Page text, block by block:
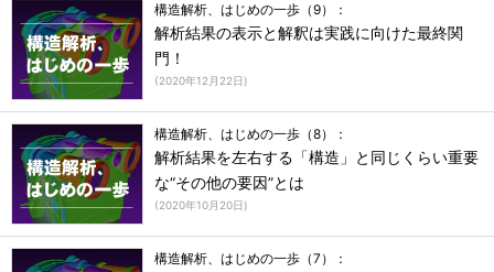
構造解析、はじめの一歩（9）：
解析結果の表示と解釈は実践に向けた最終関
門！
(2020年12月22日)
構造解析、はじめの一歩（8）：
解析結果を左右する「構造」と同じくらい重要
な“その他の要因”とは
(2020年10月20日)
構造解析、はじめの一歩（7）：